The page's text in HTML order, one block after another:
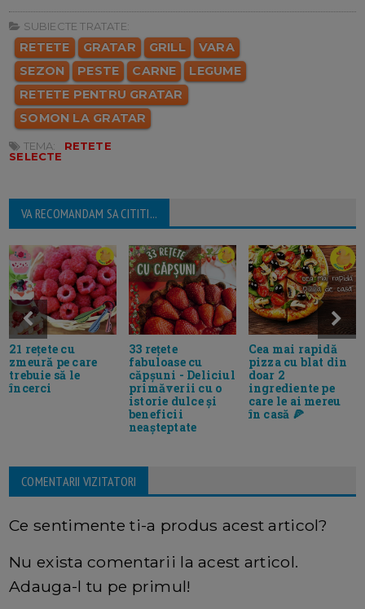
SUBIECTE TRATATE:
RETETE GRATAR GRILL
VARA
SEZON
PESTE CARNE
LEGUME
RETETE PENTRU GRATAR
SOMON LA GRATAR
TEMA:
RETETE
SELECTE
VA RECOMANDAM SA CITITI...
21 rețete cu
zmeură pe care
trebuie să le
încerci
33 rețete
fabuloase cu
căpșuni - Deliciul
primăverii cu o
istorie dulce și
beneficii
neașteptate
Cea mai rapidă
pizza cu blat din
doar 2
ingrediente pe
care le ai mereu
în casă 🍕
COMENTARII VIZITATORI
Ce sentimente ti-a produs acest articol?
Nu exista comentarii la acest articol.
Adauga-l tu pe primul!